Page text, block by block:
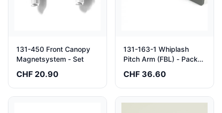
131-450 Front Canopy
Magnetsystem - Set
CHF 20.90
131-163-1 Whiplash
Pitch Arm (FBL) - Pack
CHF 36.60